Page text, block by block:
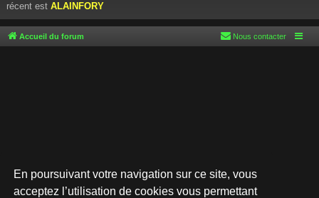
En poursuivant votre navigation sur ce site, vous
acceptez l’utilisation de cookies vous permettant
récent est ALAINFORY
Accueil du forum Nous contacter